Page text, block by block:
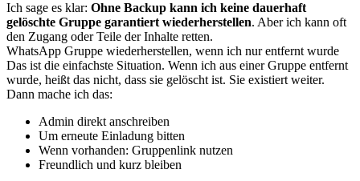
Ich sage es klar: Ohne Backup kann ich keine dauerhaft
gelöschte Gruppe garantiert wiederherstellen. Aber ich kann oft
den Zugang oder Teile der Inhalte retten.
WhatsApp Gruppe wiederherstellen, wenn ich nur entfernt wurde
Das ist die einfachste Situation. Wenn ich aus einer Gruppe entfernt
wurde, heißt das nicht, dass sie gelöscht ist. Sie existiert weiter.
Dann mache ich das:
Admin direkt anschreiben
Um erneute Einladung bitten
Wenn vorhanden: Gruppenlink nutzen
Freundlich und kurz bleiben